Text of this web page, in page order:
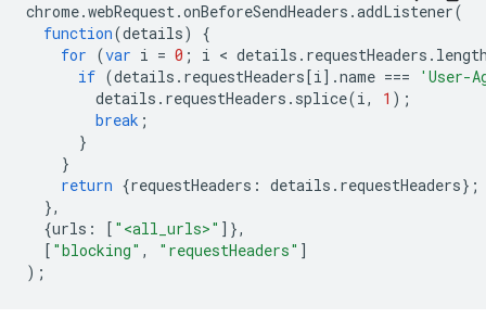
chrome.webRequest.onBeforeSendHeaders .addListener(
function(details)
{
for (var i = 0 ; i < details . requestHeaders .
if (details . requestHeaders[i].name ===
'User-
details . requestHeaders . splice(i, 1 );
break ;
}
}
return {requestHeaders : details . requestHeaders};
},
{urls : [ "<all_urls>" ]},
[ "blocking" , "requestHeaders" ]
);